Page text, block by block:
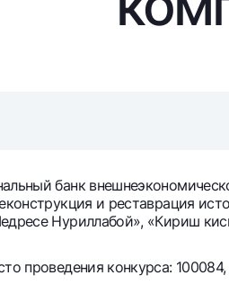
банк
и реставрация
Нуриллабой», «Кириш
проведения конкурса: